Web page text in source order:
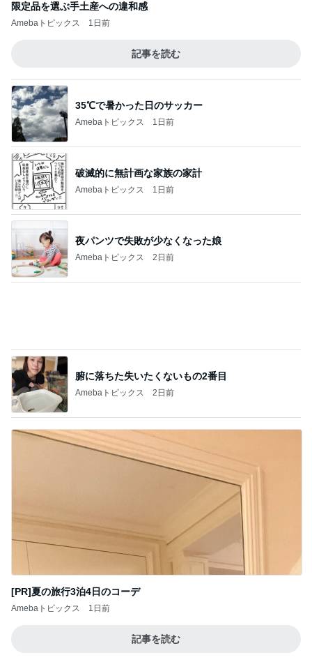
限定品を選ぶ手土産への違和感
Amebaトピックス 1日前
記事を読む
35℃で暑かった日のサッカー
Amebaトピックス 1日前
破滅的に無計画な家族の家計
Amebaトピックス 1日前
夜パンツで失敗が少なくなった娘
Amebaトピックス 2日前
腑に落ちた失いたくないもの2番目
Amebaトピックス 2日前
[PR]夏の旅行3泊4日のコーデ
Amebaトピックス 1日前
記事を読む